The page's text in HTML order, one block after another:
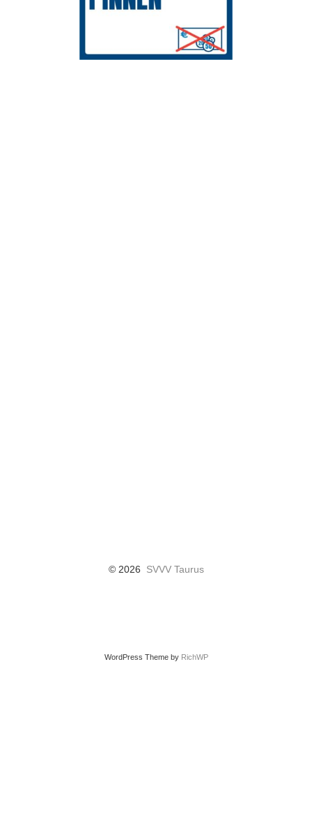
© 2026 SVVV Taurus
WordPress Theme by RichWP